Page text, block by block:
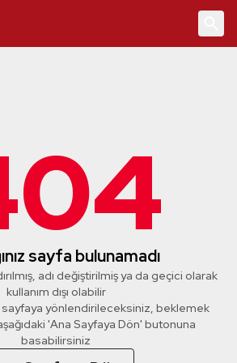
sayfa bulunamadı
adı değiştirilmiş ya da geçici olarak
kullanım dışı olabilir
sayfaya yönlendirileceksiniz, beklemek
'Ana Sayfaya Dön' butonuna
basabilirsiniz